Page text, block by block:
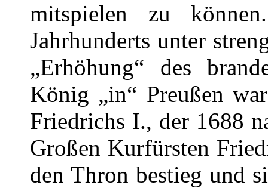
mitspielen zu
Jahrhunderts unter
„Erhöhung“ des
König „in“ Preußen
Friedrichs I., der 1688
Großen Kurfürsten
den Thron bestieg und